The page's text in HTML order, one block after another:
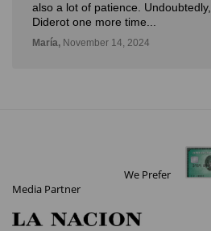
we would choose
We Prefer
Media Partner